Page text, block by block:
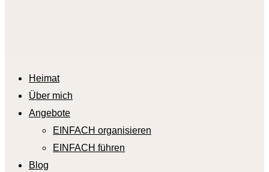
Heimat
Über mich
Angebote
EINFACH organisieren
EINFACH führen
Blog